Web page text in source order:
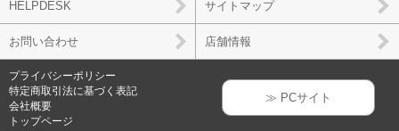
HELPDESK サイトマップ
お問い合わせ 店舗情報
プライバシーポリシー
特定商取引法に基づく表記
会社概要
トップページ
≫ PCサイト